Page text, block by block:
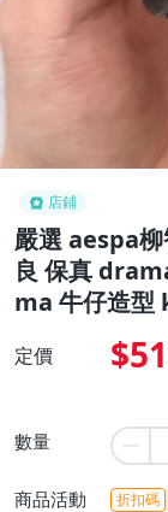
店鋪
嚴選 aespa
良 保真
ma 牛仔造型
定價
數量
商品活動 折扣碼